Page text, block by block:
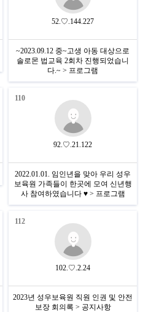
52.♡.144.227
~2023.09.12 중~고생 아동 대상으로
솔로몬 법교육 2회차 진행되었습니
다.~ > 프로그램
110
92.♡.21.122
2022.01.01. 임인년을 맞아 우리 성우
보육원 가족들이 한곳에 모여 신년행
사 참여하였습니다 ♥ > 프로그램
112
102.♡.2.24
2023년 성우보육원 직원 인권 및 안전
보장 회의록 > 공지사항